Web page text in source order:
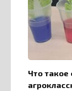
Что такое